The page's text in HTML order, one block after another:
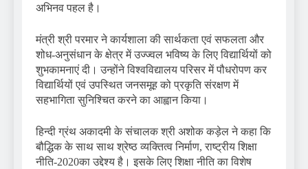
अभिनव पहल है।
मंत्री श्री परमार ने कार्यशाला की सार्थकता एवं सफलता और
शोध-अनुसंधान के क्षेत्र में उज्ज्वल भविष्य के लिए विद्यार्थियों को
शुभकामनाएं दी। उन्होंने विश्वविद्यालय परिसर में पौधरोपण कर
विद्यार्थियों एवं उपस्थित जनसमूह को प्रकृति संरक्षण में
सहभागिता सुनिश्चित करने का आह्वान किया।
हिन्दी ग्रंथ अकादमी के संचालक श्री अशोक कड़ेल ने कहा कि
बौद्धिक के साथ साथ श्रेष्ठ व्यक्तित्व निर्माण, राष्ट्रीय शिक्षा
नीति-2020का उद्देश्य है। इसके लिए शिक्षा नीति का विशेष